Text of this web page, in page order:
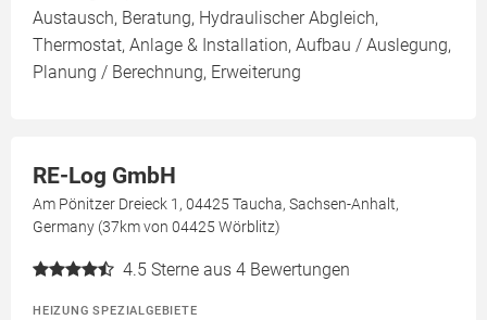
Austausch, Beratung, Hydraulischer Abgleich,
Thermostat, Anlage & Installation, Aufbau / Auslegung,
Planung / Berechnung, Erweiterung
RE-Log GmbH
Am Pönitzer Dreieck 1, 04425 Taucha, Sachsen-Anhalt,
Germany (37km von 04425 Wörblitz)
4.5 Sterne aus 4 Bewertungen
HEIZUNG SPEZIALGEBIETE